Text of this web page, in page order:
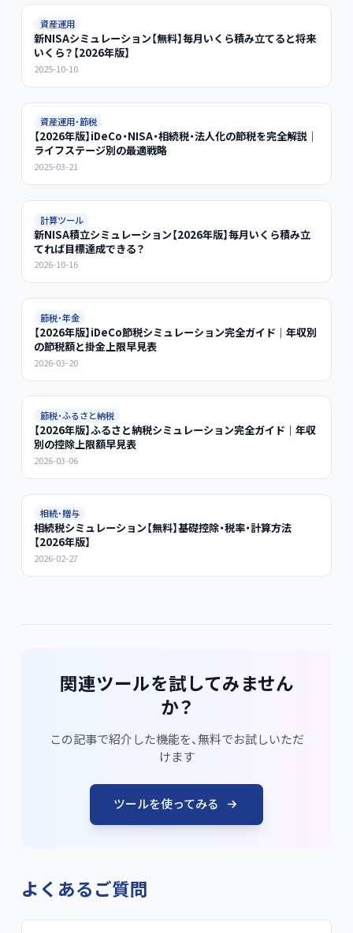
資産運用
新NISAシミュレーション【無料】毎月いくら積み立てると将来
いくら？【2026年版】
2025-10-10
資産運用・節税
【2026年版】iDeCo・NISA・相続税・法人化の節税を完全解説｜
ライフステージ別の最適戦略
2025-03-21
計算ツール
新NISA積立シミュレーション【2026年版】毎月いくら積み立
てれば目標達成できる？
2026-10-16
節税・年金
【2026年版】iDeCo節税シミュレーション完全ガイド｜年収別
の節税額と掛金上限早見表
2026-03-20
節税・ふるさと納税
【2026年版】ふるさと納税シミュレーション完全ガイド｜年収
別の控除上限額早見表
2026-03-06
相続・贈与
相続税シミュレーション【無料】基礎控除・税率・計算方法
【2026年版】
2026-02-27
関連ツールを試してみません
か？
この記事で紹介した機能を、無料でお試しいただ
けます
ツールを使ってみる
よくあるご質問